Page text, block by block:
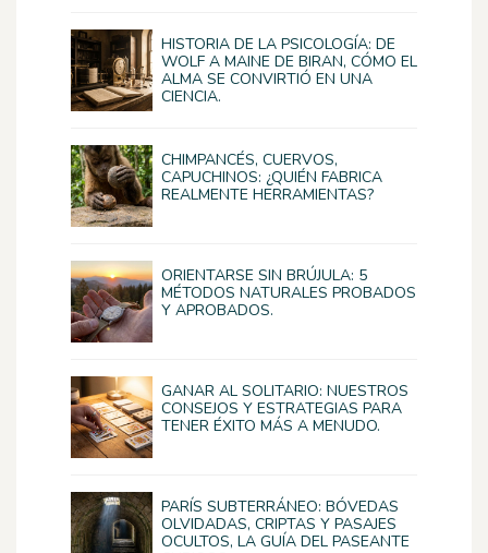
HISTORIA DE LA PSICOLOGÍA: DE
WOLF A MAINE DE BIRAN, CÓMO EL
ALMA SE CONVIRTIÓ EN UNA
CIENCIA.
CHIMPANCÉS, CUERVOS,
CAPUCHINOS: ¿QUIÉN FABRICA
REALMENTE HERRAMIENTAS?
ORIENTARSE SIN BRÚJULA: 5
MÉTODOS NATURALES PROBADOS
Y APROBADOS.
GANAR AL SOLITARIO: NUESTROS
CONSEJOS Y ESTRATEGIAS PARA
TENER ÉXITO MÁS A MENUDO.
PARÍS SUBTERRÁNEO: BÓVEDAS
OLVIDADAS, CRIPTAS Y PASAJES
OCULTOS, LA GUÍA DEL PASEANTE